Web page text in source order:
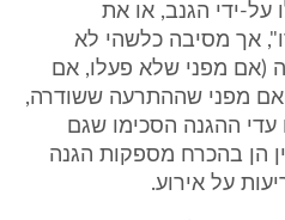
על-ידי הגנב, או את
אך מסיבה כלשהי לא
(אם מפני שלא פעלו, אם
מפני שההתרעה ששודרה,
ההגנה הסכימו שגם
הן בהכרח מספקות הגנה
על אירוע.